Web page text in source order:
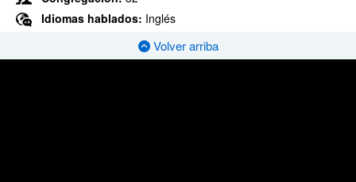
Idiomas hablados: Inglés
Volver arriba